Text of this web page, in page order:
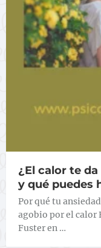
¿El calor te
y qué puedes
Por qué tu
agobio por el calor
Fuster en …